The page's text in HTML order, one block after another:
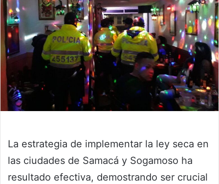
La estrategia de implementar la ley seca en
las ciudades de Samacá y Sogamoso ha
resultado efectiva, demostrando ser crucial